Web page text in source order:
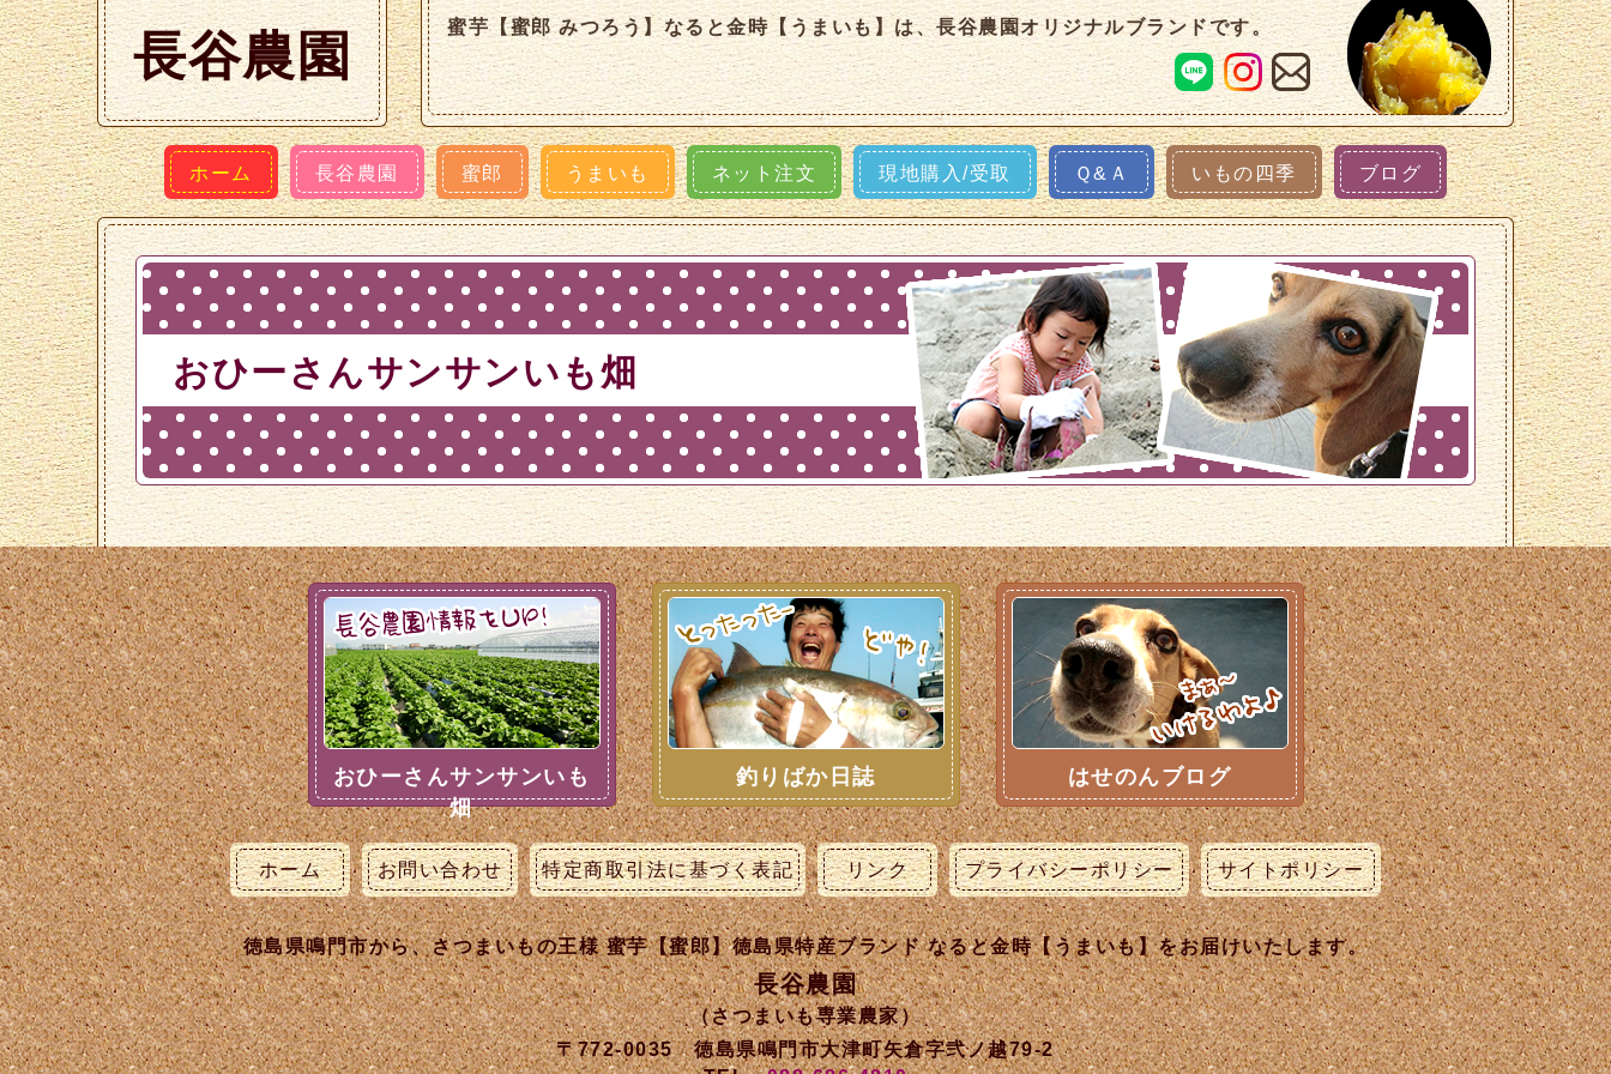
長谷農園
蜜芋【蜜郎 みつろう】なると金時【うまいも】は、長谷農園オリジナルブランドです。
ホーム 長谷農園 蜜郎 うまいも ネット注文 現地購入/受取 Ｑ&Ａ いもの四季 ブログ
おひーさんサンサンいも畑
おひーさんサンサンいも
畑
釣りばか日誌 はせのんブログ
ホーム お問い合わせ 特定商取引法に基づく表記 リンク プライバシーポリシー サイトポリシー
徳島県鳴門市から、さつまいもの王様 蜜芋【蜜郎】徳島県特産ブランド なると金時【うまいも】をお届けいたします。
長谷農園
（さつまいも専業農家）
〒772-0035 徳島県鳴門市大津町矢倉字弐ノ越79-2